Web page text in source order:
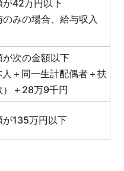
が42万円以下
のみの場合、給与収入
次の金額以下
＋同一生計配偶者＋扶
）＋28万9千円
が135万円以下